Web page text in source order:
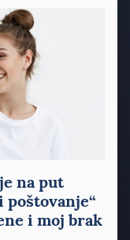
na put
poštovanje“
i moj brak